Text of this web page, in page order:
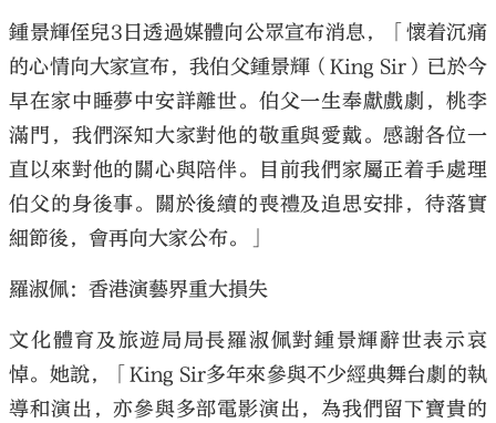
鍾景輝侄兒3日透過媒體向公眾宣布消息，「懷着沉痛
的心情向大家宣布，我伯父鍾景輝（King Sir）已於今
早在家中睡夢中安詳離世。伯父一生奉獻戲劇，桃李
滿門，我們深知大家對他的敬重與愛戴。感謝各位一
直以來對他的關心與陪伴。目前我們家屬正着手處理
伯父的身後事。關於後續的喪禮及追思安排，待落實
細節後，會再向大家公布。」
羅淑佩：香港演藝界重大損失
文化體育及旅遊局局長羅淑佩對鍾景輝辭世表示哀
悼。她說，「King Sir多年來參與不少經典舞台劇的執
導和演出，亦參與多部電影演出，為我們留下寶貴的